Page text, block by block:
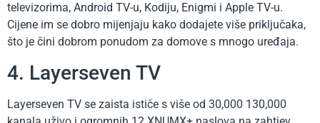
televizorima, Android TV-u, Kodiju, Enigmi i Apple TV-u.
Cijene im se dobro mijenjaju kako dodajete više priključaka,
što je čini dobrom ponudom za domove s mnogo uređaja.
4. Layerseven TV
Layerseven TV se zaista ističe s više od 30,000 130,000